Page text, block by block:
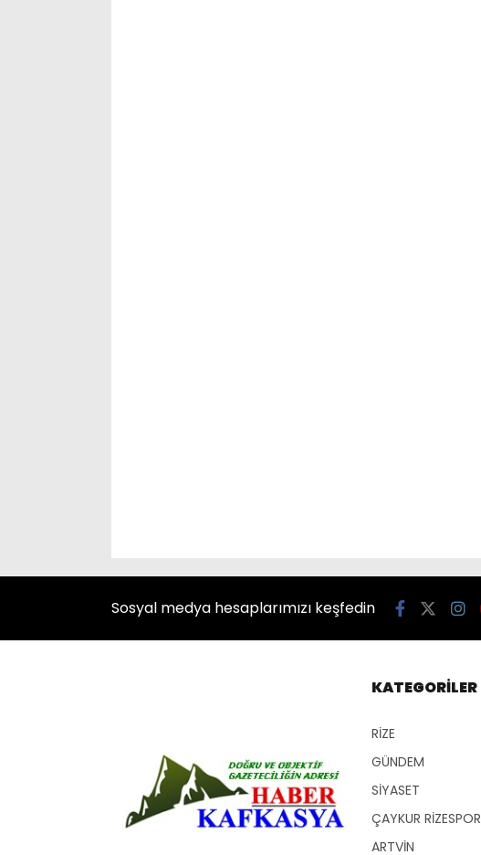
Sosyal medya hesaplarımızı keşfedin
KATEGORİLER
RİZE
GÜNDEM
SİYASET
ÇAYKUR RİZESPOR
ARTVİN